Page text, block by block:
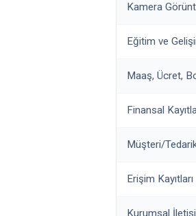
Kamera
Eğitim ve
Maaş, Ücret,
Finansal
Müşteri/
Erişim
Kurumsal